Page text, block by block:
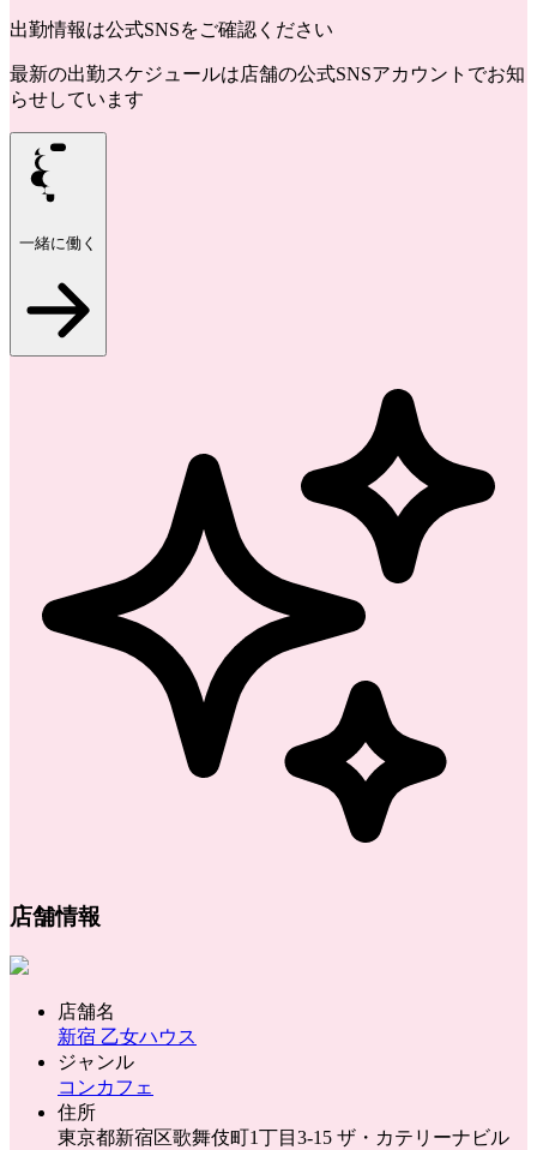
出勤情報は公式SNSをご確認ください
最新の出勤スケジュールは店舗の公式SNSアカウントでお知
らせしています
一緒に働く
店舗情報
店舗名
新宿 乙女ハウス
ジャンル
コンカフェ
住所
東京都新宿区歌舞伎町1丁目3-15 ザ・カテリーナビル